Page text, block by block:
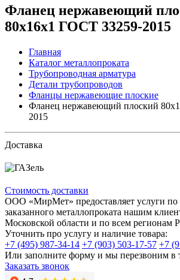
Фланец нержавеющий
80x16x1 ГОСТ 33259-2015
Главная
Каталог металлопроката
Трубопроводная арматура
Детали трубопроводов
Фланцы нержавеющие плоские
Фланец нержавеющий плоский
2015
Доставка
Стоимость доставки
ООО «МирМет» предоставляет услуги по
заказанного металлопроката нашим
Московской области и по всем регионам
Уточнить про услугу и наличие товара:
+7 (495) 987-34-14 +7 (903) 503-17-57 +7
Или заполните форму и мы перезвоним в
Заказать звонок